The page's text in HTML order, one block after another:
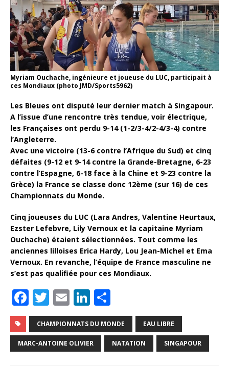
Myriam Ouchache, ingénieure et joueuse du LUC, participait à
ces Mondiaux (photo JMD/Sports5962)
Les Bleues ont disputé leur dernier match à Singapour.
A l’issue d’une rencontre très tendue, voir électrique,
les Françaises ont perdu 9-14 (1-2/3-4/2-4/3-4) contre
l’Angleterre.
Avec une victoire (13-6 contre l’Afrique du Sud) et cinq
défaites (9-12 et 9-14 contre la Grande-Bretagne, 6-23
contre l’Espagne, 6-18 face à la Chine et 9-23 contre la
Grèce) la France se classe donc 12ème (sur 16) de ces
Championnats du Monde.
Cinq joueuses du LUC (Lara Andres, Valentine Heurtaux,
Ezster Lefebvre, Lily Vernoux et la capitaine Myriam
Ouchache) étaient sélectionnées. Tout comme les
anciennes lilloises Erica Hardy, Lou Jean-Michel et Ema
Vernoux. En revanche, l’équipe de France masculine ne
s’est pas qualifiée pour ces Mondiaux.
F
a
c
e
T
w
it
te
E
m
ai
l
Li
n
k
e
ar
ta
g
CHAMPIONNATS DU MONDE EAU LIBRE
MARC-ANTOINE OLIVIER NATATION SINGAPOUR